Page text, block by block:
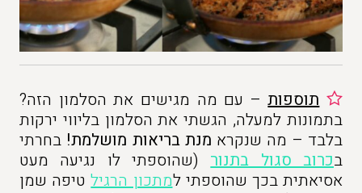
תוספות– עם מה מגישים את הסלמון הזה?
בתמונות למעלה, הגשתי את הסלמון בליווי ירקות
בלבד – מה שנקרא מנת בריאות מושלמת! בחרתי
בכרוב סגול בתנור(שהוספתי לו נגיעה מעט
אסיאתית בכך שהוספתי למתכון הרגילטיפה שמן